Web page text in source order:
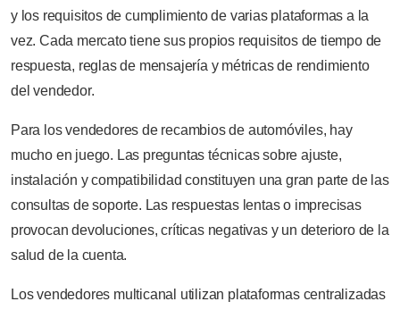
y los requisitos de cumplimiento de varias plataformas a la
vez. Cada mercato tiene sus propios requisitos de tiempo de
respuesta, reglas de mensajería y métricas de rendimiento
del vendedor.
Para los vendedores de recambios de automóviles, hay
mucho en juego. Las preguntas técnicas sobre ajuste,
instalación y compatibilidad constituyen una gran parte de las
consultas de soporte. Las respuestas lentas o imprecisas
provocan devoluciones, críticas negativas y un deterioro de la
salud de la cuenta.
Los vendedores multicanal utilizan plataformas centralizadas